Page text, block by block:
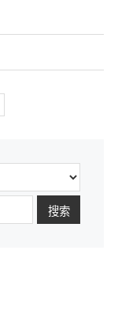
搜索